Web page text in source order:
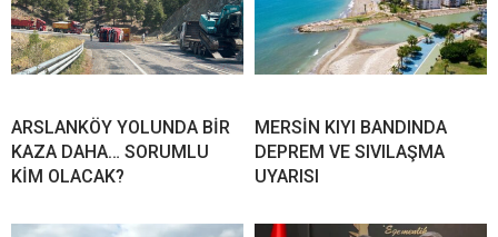
ARSLANKÖY YOLUNDA BİR
KAZA DAHA… SORUMLU
KİM OLACAK?
MERSİN KIYI BANDINDA
DEPREM VE SIVILAŞMA
UYARISI